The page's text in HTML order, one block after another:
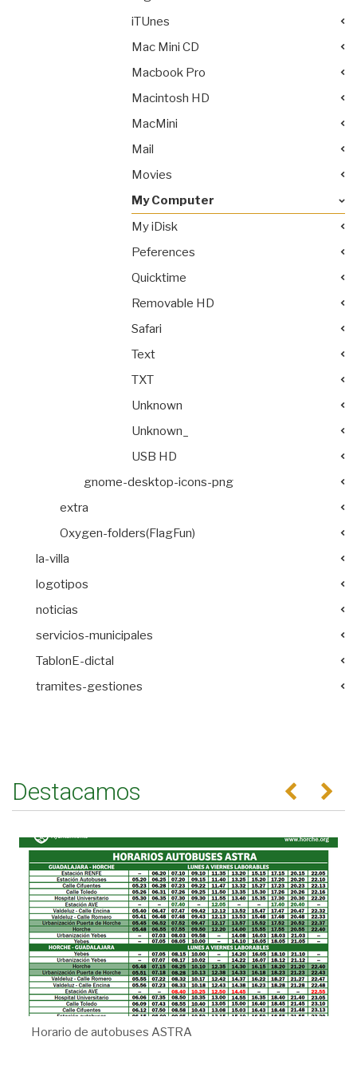
iTUnes
Mac Mini CD
Macbook Pro
Macintosh HD
MacMini
Mail
Movies
My Computer
My iDisk
Peferences
Quicktime
Removable HD
Safari
Text
TXT
Unknown
Unknown_
USB HD
gnome-desktop-icons-png
extra
Oxygen-folders(FlagFun)
la-villa
logotipos
noticias
servicios-municipales
TablonE-dictal
tramites-gestiones
Destacamos Anterior
Horario de autobuses ASTRA